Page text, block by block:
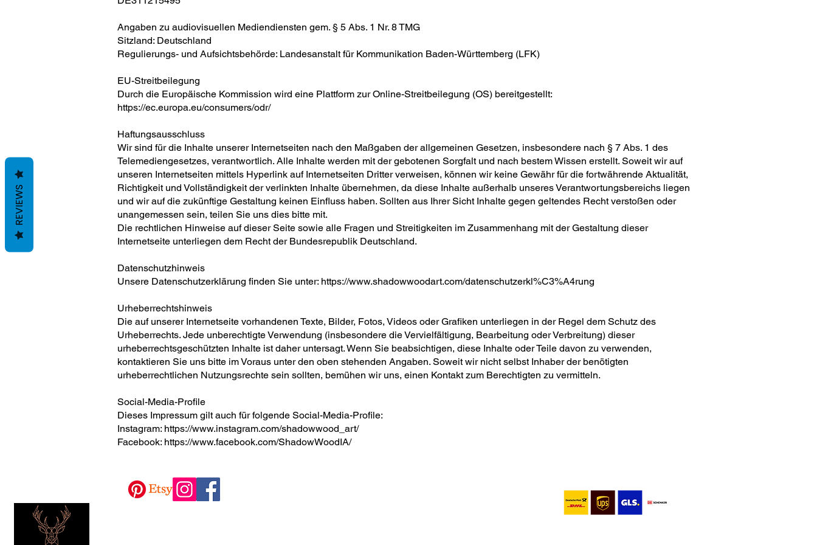
Angaben zu audiovisuellen Mediendiensten gem. § 5 Abs. 1 Nr. 8 TMG
Sitzland: Deutschland
Regulierungs- und Aufsichtsbehörde: Landesanstalt für Kommunikation Baden-Württemberg (LFK)
EU-Streitbeilegung
Durch die Europäische Kommission wird eine Plattform zur Online-Streitbeilegung (OS) bereitgestellt:
https://ec.europa.eu/consumers/odr/
Haftungsausschluss
Wir sind für die Inhalte unserer Internetseiten nach den Maßgaben der allgemeinen Gesetzen, insbesondere nach § 7 Abs. 1 des
Telemediengesetzes, verantwortlich. Alle Inhalte werden mit der gebotenen Sorgfalt und nach bestem Wissen erstellt. Soweit wir auf
unseren Internetseiten mittels Hyperlink auf Internetseiten Dritter verweisen, können wir keine Gewähr für die fortwährende Aktualität,
Richtigkeit und Vollständigkeit der verlinkten Inhalte übernehmen, da diese Inhalte außerhalb unseres Verantwortungsbereichs liegen
und wir auf die zukünftige Gestaltung keinen Einfluss haben. Sollten aus Ihrer Sicht Inhalte gegen geltendes Recht verstoßen oder
unangemessen sein, teilen Sie uns dies bitte mit.
Die rechtlichen Hinweise auf dieser Seite sowie alle Fragen und Streitigkeiten im Zusammenhang mit der Gestaltung dieser
Internetseite unterliegen dem Recht der Bundesrepublik Deutschland.
Datenschutzhinweis
Unsere Datenschutzerklärung finden Sie unter: https://www.shadowwoodart.com/datenschutzerkl%C3%A4rung
Urheberrechtshinweis
Die auf unserer Internetseite vorhandenen Texte, Bilder, Fotos, Videos oder Grafiken unterliegen in der Regel dem Schutz des
Urheberrechts. Jede unberechtigte Verwendung (insbesondere die Vervielfältigung, Bearbeitung oder Verbreitung) dieser
urheberrechtsgeschützten Inhalte ist daher untersagt. Wenn Sie beabsichtigen, diese Inhalte oder Teile davon zu verwenden,
kontaktieren Sie uns bitte im Voraus unter den oben stehenden Angaben. Soweit wir nicht selbst Inhaber der benötigten
urheberrechtlichen Nutzungsrechte sein sollten, bemühen wir uns, einen Kontakt zum Berechtigten zu vermitteln.
Social-Media-Profile
Dieses Impressum gilt auch für folgende Social-Media-Profile:
Instagram: https://www.instagram.com/shadowwood_art/
Facebook: https://www.facebook.com/ShadowWoodIA/
REVIEWS